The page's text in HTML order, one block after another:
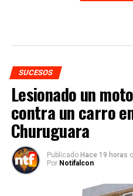
SUCESOS
Lesionado un
contra un carro
Churuguara
Publicado Hace 19 horas
Por Notifalcon